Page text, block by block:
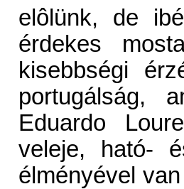
elôlünk, de
érdekes
kisebbségi
portugálság,
Eduardo
veleje, ható-
élményével